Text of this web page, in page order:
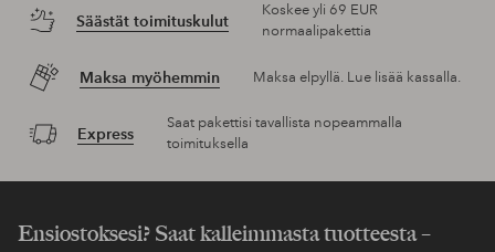
Säästät toimituskulut
Koskee yli 69 EUR
normaalipakettia
Maksa myöhemmin Maksa elpyllä. Lue lisää kassalla.
Express
Saat pakettisi tavallista nopeammalla
toimituksella
Ensiostoksesi? Saat kalleimmasta tuotteesta –